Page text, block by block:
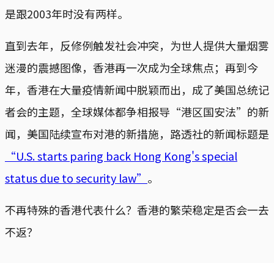
是跟2003年时没有两样。
直到去年，反修例触发社会冲突，为世人提供大量烟雾
迷漫的震撼图像，香港再一次成为全球焦点；再到今
年，香港在大量疫情新闻中脱颖而出，成了美国总统记
者会的主题，全球媒体都争相报导“港区国安法”的新
闻，美国陆续宣布对港的新措施，路透社的新闻标题是
“U.S. starts paring back Hong Kong's special
status due to security law” 。
不再特殊的香港代表什么？香港的繁荣稳定是否会一去
不返？